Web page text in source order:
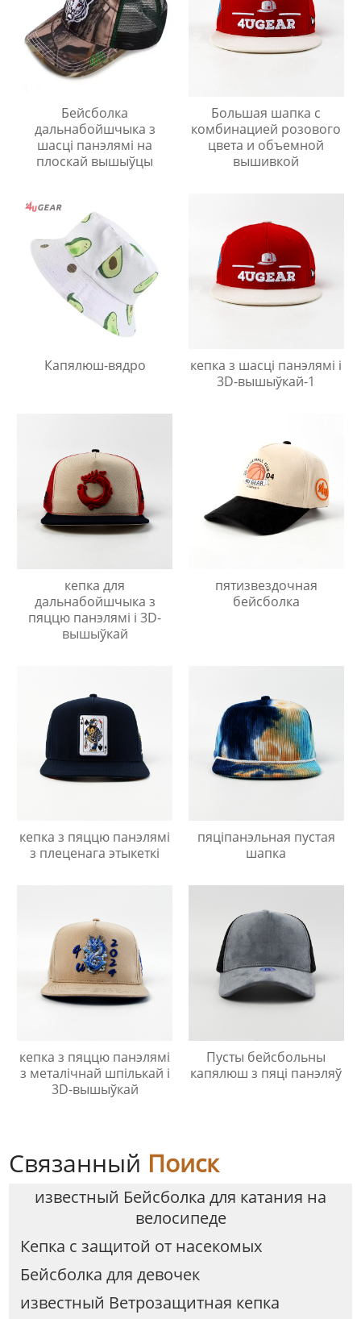
Бейсболка
дальнабойшчыка з
шасці панэлямі на
плоскай вышыўцы
Большая шапка с
комбинацией розового
цвета и объемной
вышивкой
Капялюш-вядро
кепка з шасці панэлямі і
3D-вышыўкай-1
кепка для
дальнабойшчыка з
пяццю панэлямі і 3D-
вышыўкай
пятизвездочная
бейсболка
кепка з пяццю панэлямі
з плеценага этыкеткі
пяціпанэльная пустая
шапка
кепка з пяццю панэлямі
з металічнай шпількай і
3D-вышыўкай
Пусты бейсбольны
капялюш з пяці панэляў
Связанный Поиск
известный Бейсболка для катания на
велосипеде
Кепка с защитой от насекомых
Бейсболка для девочек
известный Ветрозащитная кепка